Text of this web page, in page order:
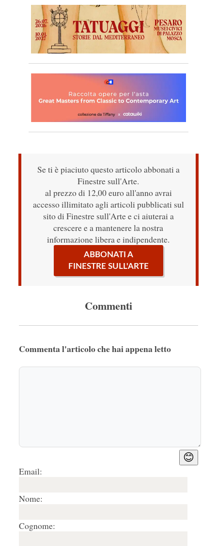
Se ti è piaciuto questo articolo abbonati a
Finestre sull'Arte.
al prezzo di 12,00 euro all'anno avrai
accesso illimitato agli articoli pubblicati sul
sito di Finestre sull'Arte e ci aiuterai a
crescere e a mantenere la nostra
informazione libera e indipendente.
ABBONATI A
FINESTRE SULL'ARTE
Commenti
Commenta l'articolo che hai appena letto
😊
Email:
Nome:
Cognome: